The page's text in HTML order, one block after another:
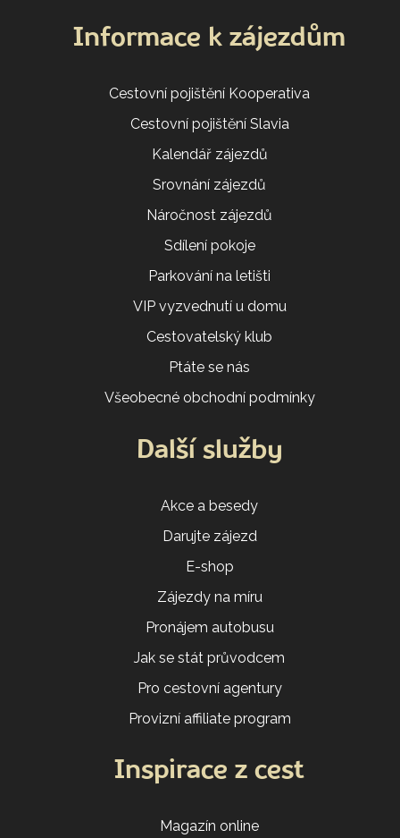
Informace k zájezdům
Cestovní pojištění Kooperativa
Cestovní pojištění Slavia
Kalendář zájezdů
Srovnání zájezdů
Náročnost zájezdů
Sdílení pokoje
Parkování na letišti
VIP vyzvednutí u domu
Cestovatelský klub
Ptáte se nás
Všeobecné obchodní podmínky
Další služby
Akce a besedy
Darujte zájezd
E-shop
Zájezdy na míru
Pronájem autobusu
Jak se stát průvodcem
Pro cestovní agentury
Provizní affiliate program
Inspirace z cest
Magazín online